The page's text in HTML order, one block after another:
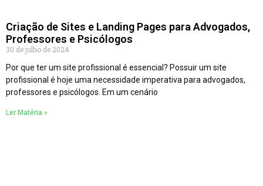
Criação de Sites e Landing Pages para Advogados,
Professores e Psicólogos
30 de julho de 2024
Por que ter um site profissional é essencial? Possuir um site
profissional é hoje uma necessidade imperativa para advogados,
professores e psicólogos. Em um cenário
Ler Matéria »